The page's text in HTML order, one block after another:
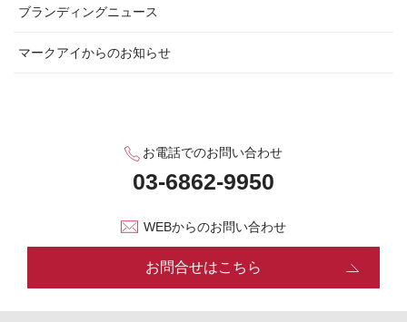
ブランディングニュース
マークアイからのお知らせ
お電話でのお問い合わせ
WEBからのお問い合わせ
お問合せはこちら